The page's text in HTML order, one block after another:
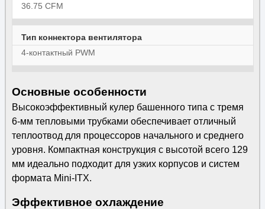
36.75 CFM
Тип коннектора вентилятора
4-контактный PWM
Основные особенности
Высокоэффективный кулер башенного типа с тремя
6-мм тепловыми трубками обеспечивает отличный
теплоотвод для процессоров начального и среднего
уровня. Компактная конструкция с высотой всего 129
мм идеально подходит для узких корпусов и систем
формата Mini-ITX.
Эффективное охлаждение